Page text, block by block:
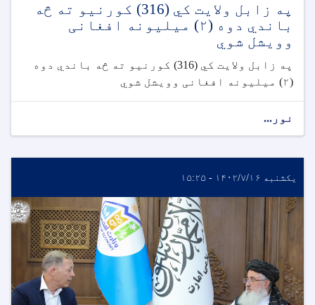
په زابل ولايت کي (316) کورنیو ته څه
باندي دوه (٢) ميليونه افغانی
وويشل شوي
په زابل ولايت کي (316) کورنیو ته څه باندي دوه
(٢) ميليونه افغانی وويشل شوي
نور...
یکشنبه ۱۴۰۲/۷/۱۶ - ۱۵:۲۵